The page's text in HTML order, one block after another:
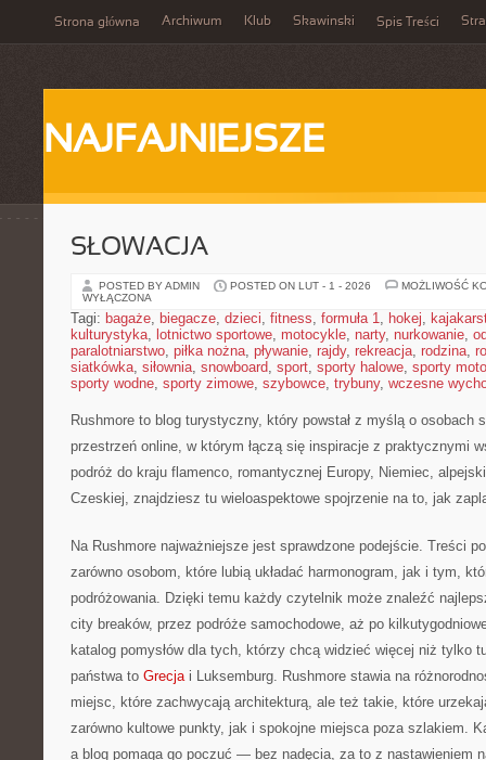
Strona główna Archiwum Klub Skawinski Spis Treści
NAJFAJNIEJSZE
SŁOWACJA
POSTED BY ADMIN POSTED ON LUT - 1 - 2026
MOŻLIWOŚĆ
WYŁĄCZONA
Tagi: bagaże, biegacze, dzieci, fitness, formuła 1, hokej,
kulturystyka, lotnictwo sportowe, motocykle, narty, nurkowanie,
paralotniarstwo, piłka nożna, pływanie, rajdy, rekreacja, rodzina,
siatkówka, siłownia, snowboard, sport, sporty halowe, sporty
sporty wodne, sporty zimowe, szybowce, trybuny, wczesne
Rushmore to blog turystyczny, który powstał z myślą o osobach
przestrzeń online, w którym łączą się inspiracje z praktycznymi
podróż do kraju flamenco, romantycznej Europy, Niemiec,
Czeskiej, znajdziesz tu wieloaspektowe spojrzenie na to, jak
Na Rushmore najważniejsze jest sprawdzone podejście. Treści
zarówno osobom, które lubią układać harmonogram, jak i tym,
podróżowania. Dzięki temu każdy czytelnik może znaleźć
city breaków, przez podróże samochodowe, aż po
katalog pomysłów dla tych, którzy chcą widzieć więcej niż tylko
państwa to Grecjai Luksemburg. Rushmore stawia na
miejsc, które zachwycają architekturą, ale też takie, które
zarówno kultowe punkty, jak i spokojne miejsca poza szlakiem.
a blog pomaga go poczuć — bez nadęcia, za to z nastawieniem